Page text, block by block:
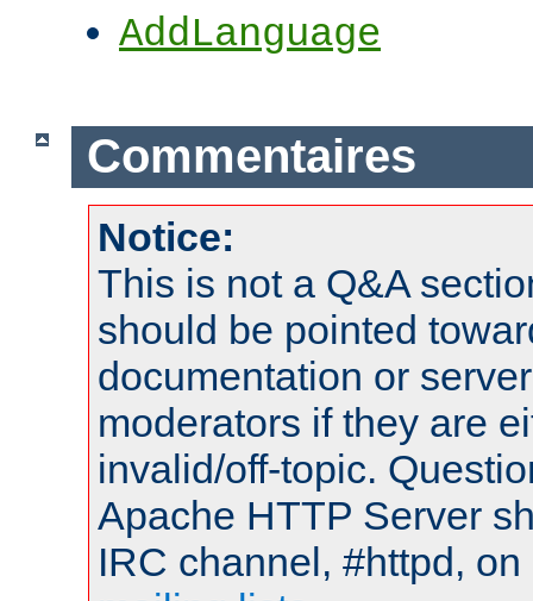
AddLanguage
Commentaires
Notice:
This is not a Q&A
should be pointed
documentation or
moderators if they are
invalid/off-topic.
Apache HTTP Server
IRC channel, #httpd,